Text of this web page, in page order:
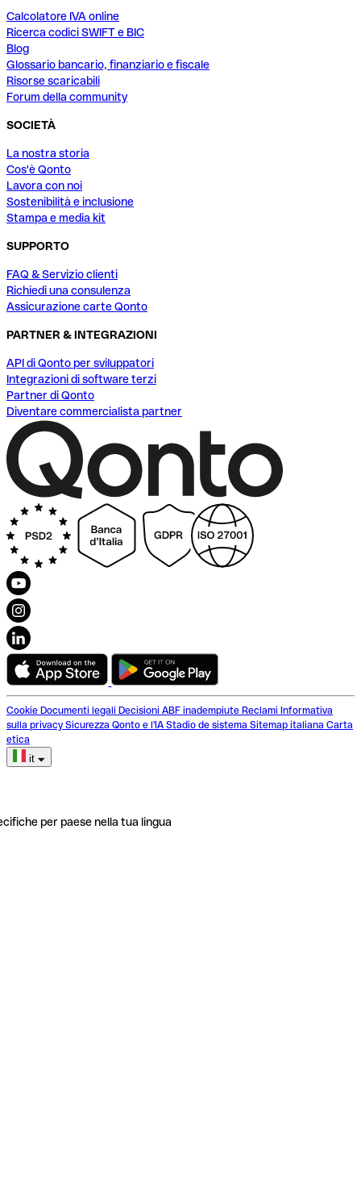
Calcolatore IVA online
Ricerca codici SWIFT e BIC
Blog
Glossario bancario, finanziario e fiscale
Risorse scaricabili
Forum della community
SOCIETÀ
La nostra storia
Cos'è Qonto
Lavora con noi
Sostenibilità e inclusione
Stampa e media kit
SUPPORTO
FAQ & Servizio clienti
Richiedi una consulenza
Assicurazione carte Qonto
PARTNER & INTEGRAZIONI
API di Qonto per sviluppatori
Integrazioni di software terzi
Partner di Qonto
Diventare commercialista partner
Cookie Documenti legali Decisioni ABF inadempiute Reclami Informativa
sulla privacy Sicurezza Qonto e l'IA Stadio de sistema Sitemap italiana Carta
etica
it
per paese nella tua lingua